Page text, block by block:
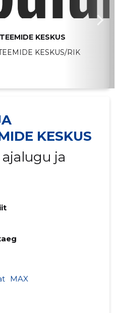
KESKUS
KESKUS/RIK
KESKUS
ja
MAX